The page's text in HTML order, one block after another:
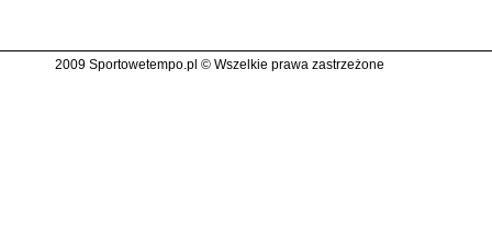
2009 Sportowetempo.pl © Wszelkie prawa zastrzeżone